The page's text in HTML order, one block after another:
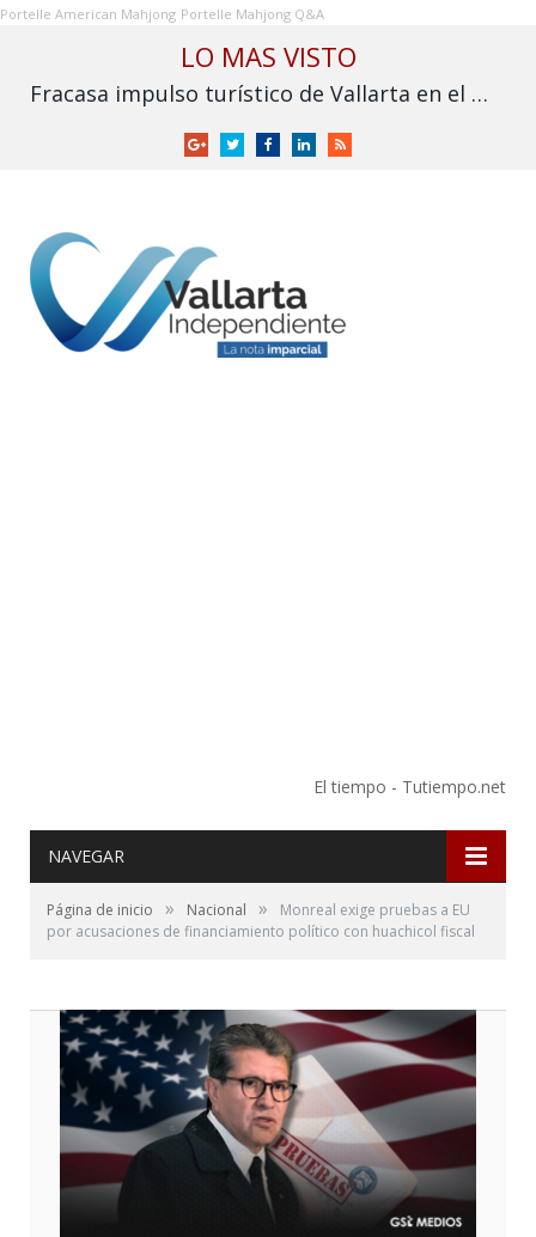
Portelle American Mahjong Portelle Mahjong Q&A
LO MAS VISTO
Fracasa impulso turístico de Vallarta en el Mundial: derrama cae frente a 2025
GoogleTwitterFacebookLinkedInRSS
El tiempo - Tutiempo.net
NAVEGAR
Página de inicio » Nacional »
Monreal exige pruebas a EU
por acusaciones de financiamiento político con huachicol fiscal